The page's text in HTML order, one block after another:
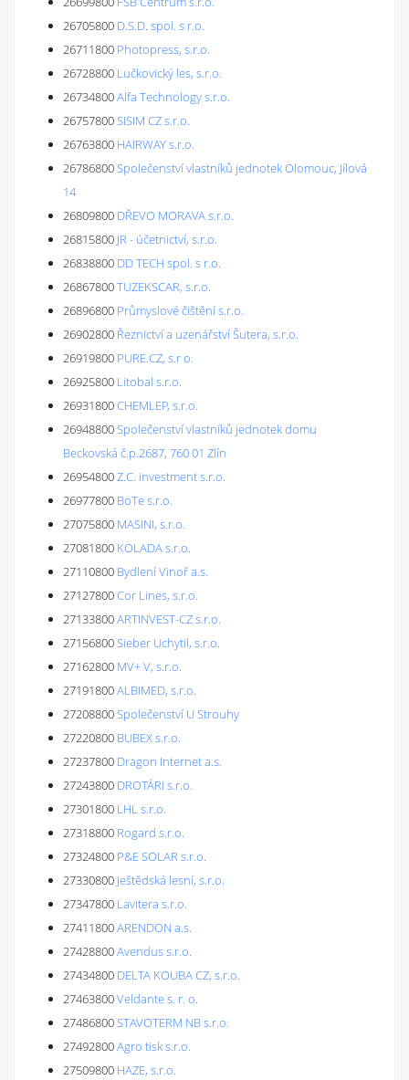
26705800 D.S.D. spol. s r.o.
26711800 Photopress, s.r.o.
26728800 Lučkovický les, s.r.o.
26734800Alfa Technology s.r.o.
26757800SISIM CZ s.r.o.
26763800 HAIRWAY s.r.o.
26786800Společenství vlastníků jednotek Olomouc, Jílová
14
26809800 DŘEVO MORAVA s.r.o.
26815800 JR - účetnictví, s.r.o.
26838800 DD TECH spol. s r.o.
26867800TUZEKSCAR, s.r.o.
26896800 Průmyslové čištění s.r.o.
26902800 Řeznictví a uzenářství Šutera, s.r.o.
26919800 PURE.CZ, s.r o.
26925800 Litobal s.r.o.
26931800CHEMLEP, s.r.o.
26948800Společenství vlastníků jednotek domu
Beckovská č.p.2687, 760 01 Zlín
26954800Z.C. investment s.r.o.
26977800 BoTe s.r.o.
27075800 MASINI, s.r.o.
27081800 KOLADA s.r.o.
27110800 Bydlení Vinoř a.s.
27127800Cor Lines, s.r.o.
27133800ARTINVEST-CZ s.r.o.
27156800Sieber Uchytil, s.r.o.
27162800 MV+ V, s.r.o.
27191800ALBIMED, s.r.o.
27208800Společenství U Strouhy
27220800 BUBEX s.r.o.
27237800 Dragon Internet a.s.
27243800 DROTÁRI s.r.o.
27301800 LHL s.r.o.
27318800 Rogard s.r.o.
27324800 P&E SOLAR s.r.o.
27330800 Ještědská lesní, s.r.o.
27347800 Lavitera s.r.o.
27411800ARENDON a.s.
27428800Avendus s.r.o.
27434800 DELTA KOUBA CZ, s.r.o.
27463800Veldante s. r. o.
27486800STAVOTERM NB s.r.o.
27492800Agro tisk s.r.o.
27509800 HAZE, s.r.o.